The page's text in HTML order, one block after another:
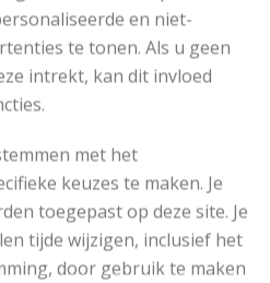
en niet-
te tonen. Als u geen
intrekt, kan dit invloed
met het
keuzes te maken. Je
toegepast op deze site. Je
tijde wijzigen, inclusief het
door gebruik te maken
POSTS